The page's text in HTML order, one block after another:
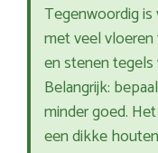
Tegenwoordig
met veel
en stenen
Belangrijk:
minder goed.
een dikke